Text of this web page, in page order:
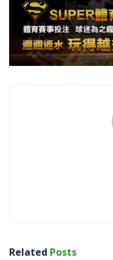
Related Posts